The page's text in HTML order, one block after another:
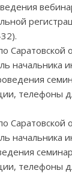
начальника
телефоны
начальника
телефоны